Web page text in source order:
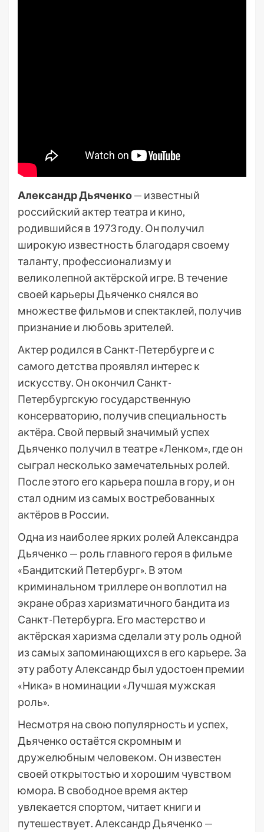
Александр Дьяченко— известный
российский актер театра и кино,
родившийся в 1973 году. Он получил
широкую известность благодаря своему
таланту, профессионализму и
великолепной актёрской игре. В течение
своей карьеры Дьяченко снялся во
множестве фильмов и спектаклей, получив
признание и любовь зрителей.
Актер родился в Санкт-Петербурге и с
самого детства проявлял интерес к
искусству. Он окончил Санкт-
Петербургскую государственную
консерваторию, получив специальность
актёра. Свой первый значимый успех
Дьяченко получил в театре «Ленком», где он
сыграл несколько замечательных ролей.
После этого его карьера пошла в гору, и он
стал одним из самых востребованных
актёров в России.
Одна из наиболее ярких ролей Александра
Дьяченко — роль главного героя в фильме
«Бандитский Петербург». В этом
криминальном триллере он воплотил на
экране образ харизматичного бандита из
Санкт-Петербурга. Его мастерство и
актёрская харизма сделали эту роль одной
из самых запоминающихся в его карьере. За
эту работу Александр был удостоен премии
«Ника» в номинации «Лучшая мужская
роль».
Несмотря на свою популярность и успех,
Дьяченко остаётся скромным и
дружелюбным человеком. Он известен
своей открытостью и хорошим чувством
юмора. В свободное время актер
увлекается спортом, читает книги и
путешествует. Александр Дьяченко —